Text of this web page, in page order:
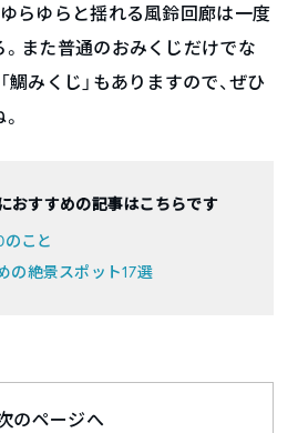
らゆらと揺れる風鈴回廊は一度
また普通のおみくじだけでな
鯛みくじ」もありますので、ぜひ
おすすめの記事はこちらです
こと
の絶景スポット17選
のページへ